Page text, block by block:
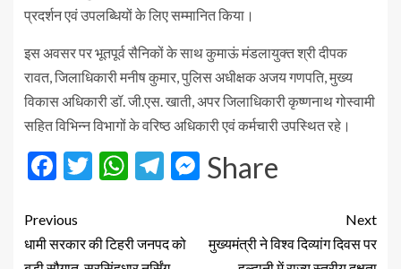
प्रदर्शन एवं उपलब्धियों के लिए सम्मानित किया।
इस अवसर पर भूतपूर्व सैनिकों के साथ कुमाऊं मंडलायुक्त श्री दीपक
रावत, जिलाधिकारी मनीष कुमार, पुलिस अधीक्षक अजय गणपति, मुख्य
विकास अधिकारी डॉ. जी.एस. खाती, अपर जिलाधिकारी कृष्णनाथ गोस्वामी
सहित विभिन्न विभागों के वरिष्ठ अधिकारी एवं कर्मचारी उपस्थित रहे।
Facebook
Twitter
WhatsApp
Telegram
Messenger
Share
Previous
धामी सरकार की टिहरी जनपद को
Next
मुख्यमंत्री ने विश्व दिव्यांग दिवस पर